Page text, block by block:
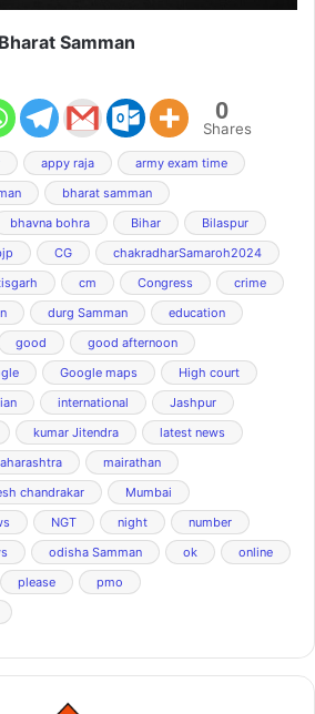
Bharat Samman
0
Shares
appy raja
army exam time
bharat samman
bhavna bohra Bihar
Bilaspur
CG
chakradharSamaroh2024
cm Congress
crime
durg Samman
education
good
good afternoon
Google maps
High court
international
Jashpur
kumar Jitendra
latest news
mairathan
chandrakar
Mumbai
NGT night
number
odisha Samman ok
online
please
pmo